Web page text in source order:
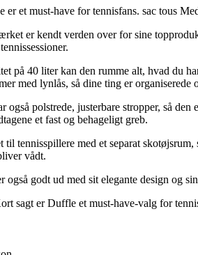
et must-have for tennisfans. sac tous
er kendt verden over for sine
på 40 liter kan den rumme alt, hvad du
med lynlås, så dine ting er organiserede
også polstrede, justerbare stropper, så
et fast og behageligt greb.
til tennisspillere med et separat
vådt.
også godt ud med sit elegante design og
sagt er Duffle et must-have-valg for